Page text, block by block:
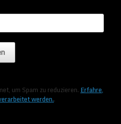
um Spam zu reduzieren.Erfahre,
werden..